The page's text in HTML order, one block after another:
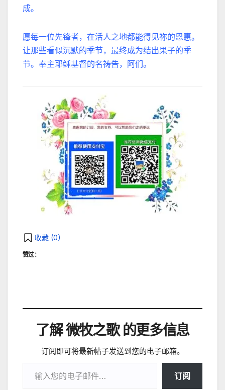
成。
愿每一位先锋者，在活人之地都能得见祢的恩惠。
让那些看似沉默的季节，最终成为结出果子的季
节。奉主耶稣基督的名祷告，阿们。
收藏 (0)
赞过：
了解 微牧之歌 的更多信息
订阅即可将最新帖子发送到您的电子邮箱。
订阅